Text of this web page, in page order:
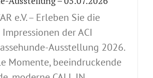
e.V. – Erleben Sie die
der ACI
Ausstellung 2026.
Momente, beeindruckende